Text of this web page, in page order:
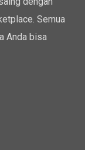
Semua
Anda bisa